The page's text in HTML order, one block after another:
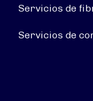
Servicios de
Servicios de